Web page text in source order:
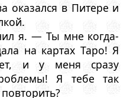
оказался в Питере и
я. — Ты мне когда-
на картах Таро! Я
и у меня сразу
Я тебе так